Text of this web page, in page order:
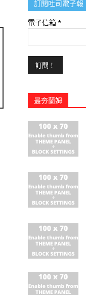
訂閱吐司電子報
電子信箱 *
最夯蘭姆